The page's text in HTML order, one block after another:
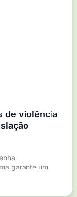
de violência
garante um